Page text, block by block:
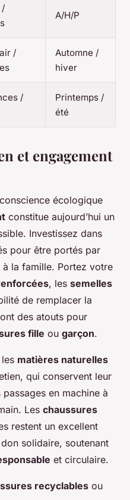
/
A/H/P
/
Automne /
hiver
/
Printemps /
été
et engagement
écologique
constitue aujourd’hui un
Investissez dans
pour être portés par
à la famille. Portez votre
, les semelles
de remplacer la
des atouts pour
fille ou garçon.
matières naturelles
qui conservent leur
en machine à
Les chaussures
restent un excellent
solidaire, soutenant
et circulaire.
recyclables ou